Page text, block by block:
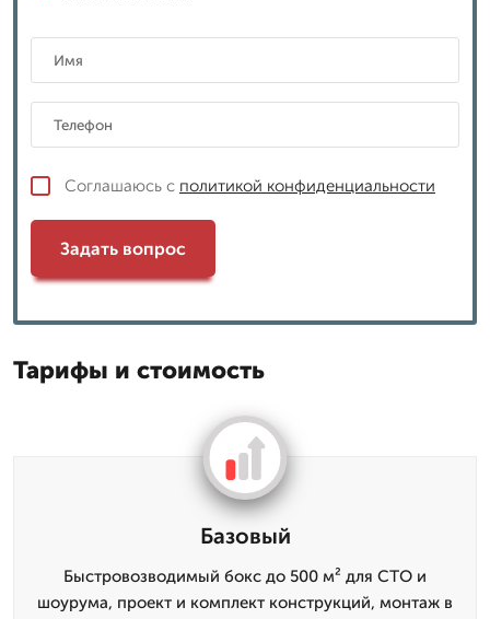
Соглашаюсь с политикой конфиденциальности
Задать вопрос
Тарифы и стоимость
Базовый
Быстровозводимый бокс до 500 м² для СТО и
шоурума, проект и комплект конструкций, монтаж в